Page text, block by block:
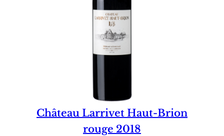
Château Larrivet Haut-Brion
rouge 2018